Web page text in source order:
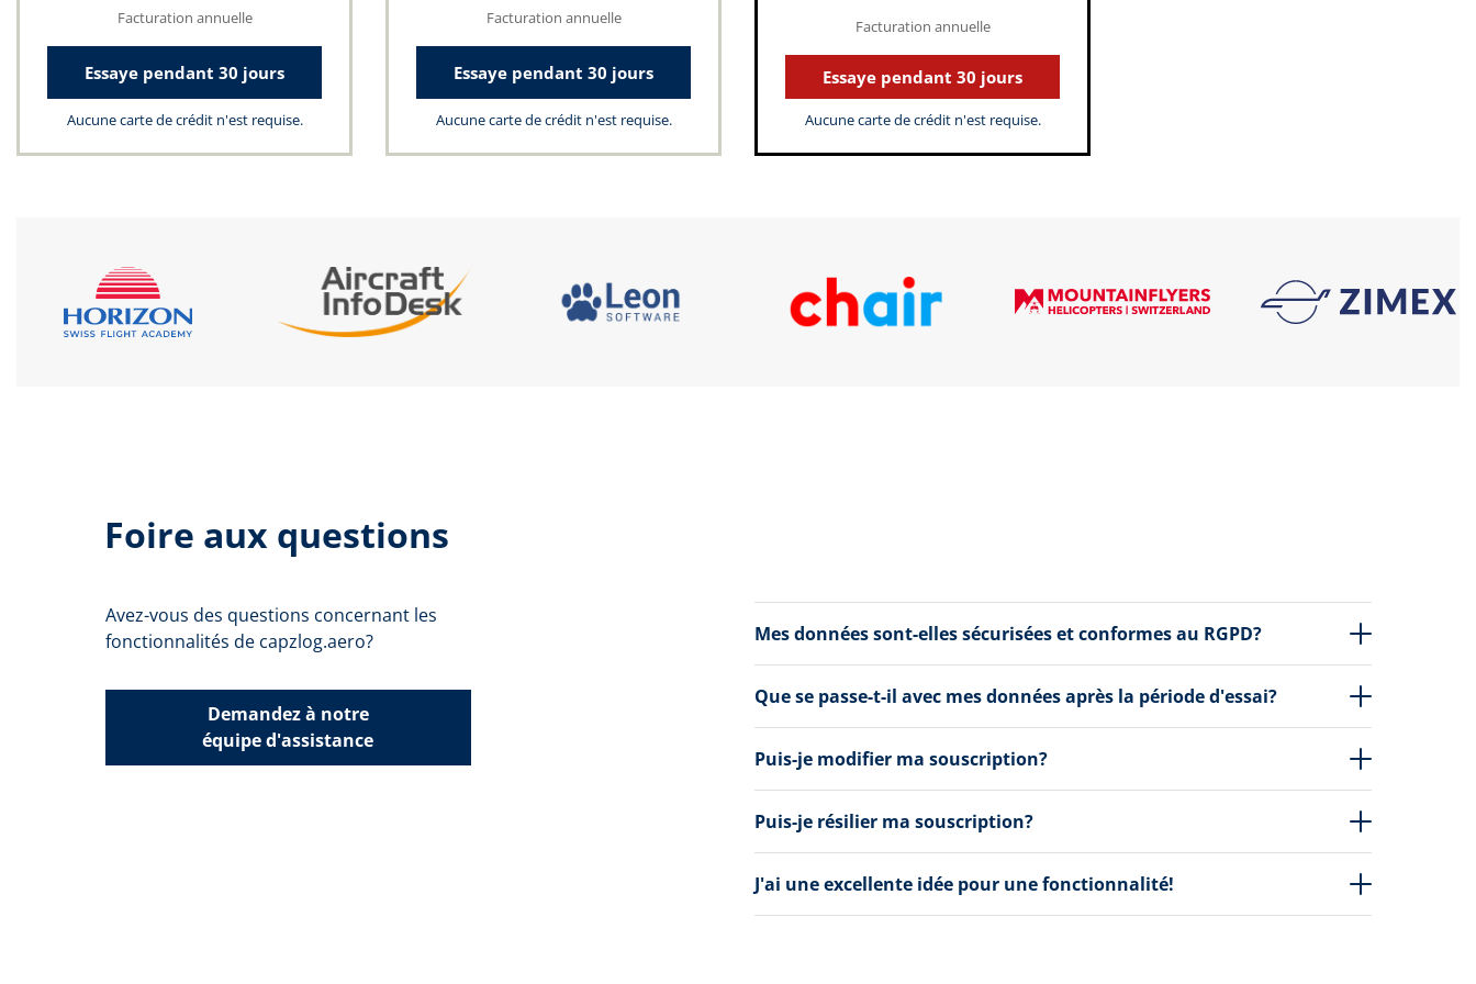
Facturation annuelle
Essaye pendant 30 jours
Aucune carte de crédit n'est requise.
Facturation annuelle
Essaye pendant 30 jours
Aucune carte de crédit n'est requise.
Facturation annuelle
Essaye pendant 30 jours
Aucune carte de crédit n'est requise.
Foire aux questions
Avez-vous des questions concernant les
fonctionnalités de capzlog.aero?
Demandez à notre
équipe d'assistance
Mes données sont-elles sécurisées et conformes au RGPD?
Que se passe-t-il avec mes données après la période d'essai?
Puis-je modifier ma souscription?
Puis-je résilier ma souscription?
J'ai une excellente idée pour une fonctionnalité!